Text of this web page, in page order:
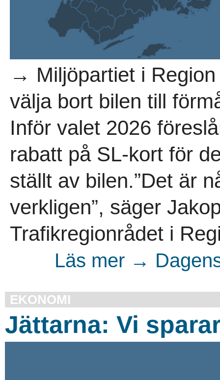
→ Miljöpartiet i
välja bort bilen till
Inför valet 2026
rabatt på SL-kort för
ställt av bilen.”Det är
verkligen”, säger
Trafikregionrådet i
Läs mer →
EKONOMI
Jättarna: Vi